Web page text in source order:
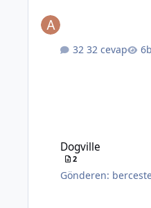
32 cevap
Dogville
2
Gönderen: